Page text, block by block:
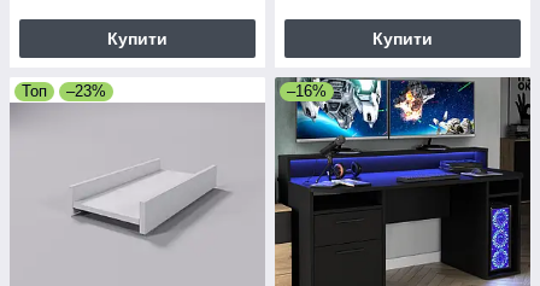
Купити Купити
Топ –23% –16%